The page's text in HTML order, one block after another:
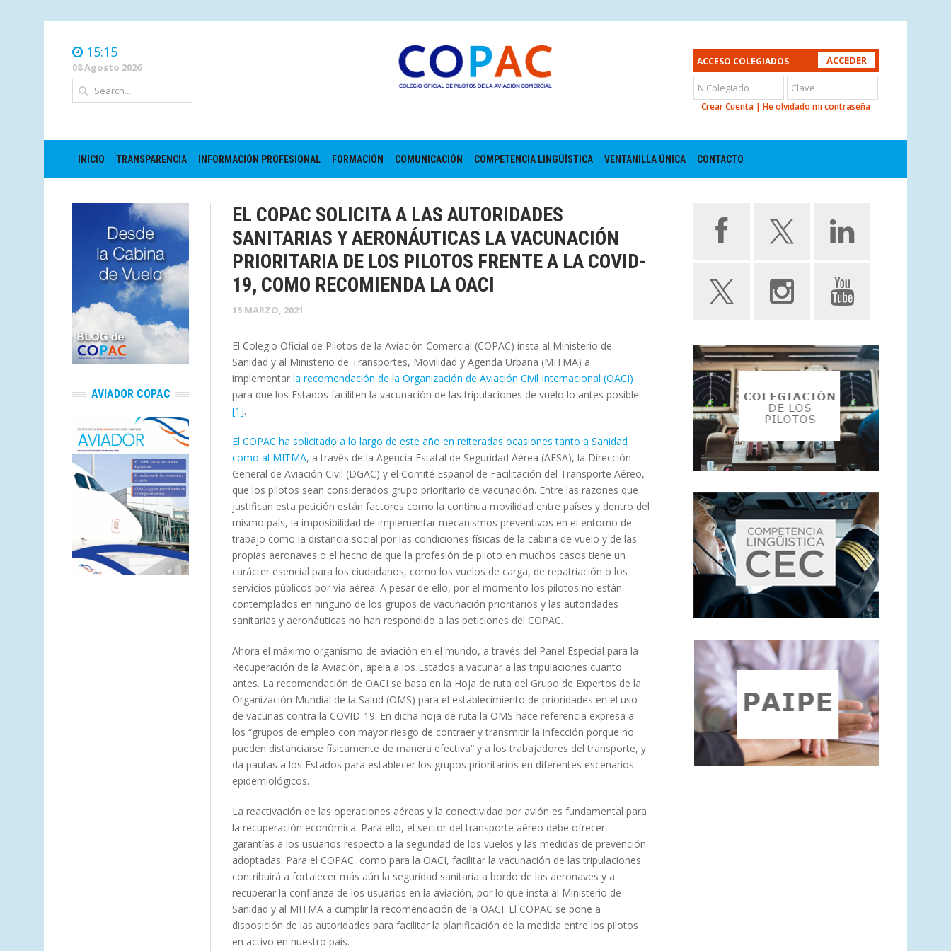
15:15
08 Agosto 2026 ACCESO COLEGIADOS
Crear Cuenta |He olvidado mi contraseña
INICIO TRANSPARENCIA INFORMACIÓN PROFESIONAL FORMACIÓN COMUNICACIÓN COMPETENCIA LINGÜÍSTICA VENTANILLA ÚNICA CONTACTO
EL COPAC SOLICITA A LAS AUTORIDADES
SANITARIAS Y AERONÁUTICAS LA VACUNACIÓN
PRIORITARIA DE LOS PILOTOS FRENTE A LA COVID-
19, COMO RECOMIENDA LA OACI
15 MARZO, 2021
El Colegio Oficial de Pilotos de la Aviación Comercial (COPAC) insta al Ministerio de
Sanidad y al Ministerio de Transportes, Movilidad y Agenda Urbana (MITMA) a
implementar la recomendación de la Organización de Aviación Civil Internacional (OACI)
para que los Estados faciliten la vacunación de las tripulaciones de vuelo lo antes posible
[1].
El COPAC ha solicitado a lo largo de este año en reiteradas ocasiones tanto a Sanidad
como al MITMA, a través de la Agencia Estatal de Seguridad Aérea (AESA), la Dirección
General de Aviación Civil (DGAC) y el Comité Español de Facilitación del Transporte Aéreo,
que los pilotos sean considerados grupo prioritario de vacunación. Entre las razones que
justifican esta petición están factores como la continua movilidad entre países y dentro del
mismo país, la imposibilidad de implementar mecanismos preventivos en el entorno de
trabajo como la distancia social por las condiciones físicas de la cabina de vuelo y de las
propias aeronaves o el hecho de que la profesión de piloto en muchos casos tiene un
carácter esencial para los ciudadanos, como los vuelos de carga, de repatriación o los
servicios públicos por vía aérea. A pesar de ello, por el momento los pilotos no están
contemplados en ninguno de los grupos de vacunación prioritarios y las autoridades
sanitarias y aeronáuticas no han respondido a las peticiones del COPAC.
Ahora el máximo organismo de aviación en el mundo, a través del Panel Especial para la
Recuperación de la Aviación, apela a los Estados a vacunar a las tripulaciones cuanto
antes. La recomendación de OACI se basa en la Hoja de ruta del Grupo de Expertos de la
Organización Mundial de la Salud (OMS) para el establecimiento de prioridades en el uso
de vacunas contra la COVID-19. En dicha hoja de ruta la OMS hace referencia expresa a
los “grupos de empleo con mayor riesgo de contraer y transmitir la infección porque no
pueden distanciarse físicamente de manera efectiva” y a los trabajadores del transporte, y
da pautas a los Estados para establecer los grupos prioritarios en diferentes escenarios
epidemiológicos.
La reactivación de las operaciones aéreas y la conectividad por avión es fundamental para
la recuperación económica. Para ello, el sector del transporte aéreo debe ofrecer
garantías a los usuarios respecto a la seguridad de los vuelos y las medidas de prevención
adoptadas. Para el COPAC, como para la OACI, facilitar la vacunación de las tripulaciones
contribuirá a fortalecer más aún la seguridad sanitaria a bordo de las aeronaves y a
recuperar la confianza de los usuarios en la aviación, por lo que insta al Ministerio de
Sanidad y al MITMA a cumplir la recomendación de la OACI. El COPAC se pone a
disposición de las autoridades para facilitar la planificación de la medida entre los pilotos
en activo en nuestro país.
AVIADOR COPAC